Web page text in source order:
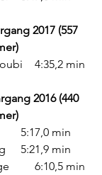
2017 (557
8. 	Elyas 	Haboubi 	4:35,2 min
2016 (440
33.	 Ella 	Frank 	5:17,0 min
47.	Lara	Preißing	5:21,9 min
173.		Maja	Lange	6:10,5 min